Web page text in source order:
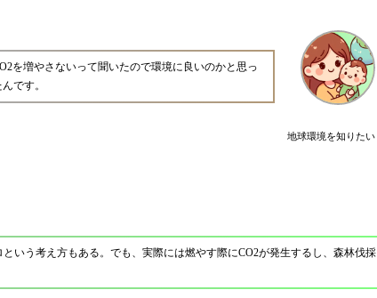
地球環境を知りたい
を増やさないって聞いたので環境に良いのかと思っ
です。
いう考え方もある。でも、実際には燃やす際にCO2が発生するし、森林伐採